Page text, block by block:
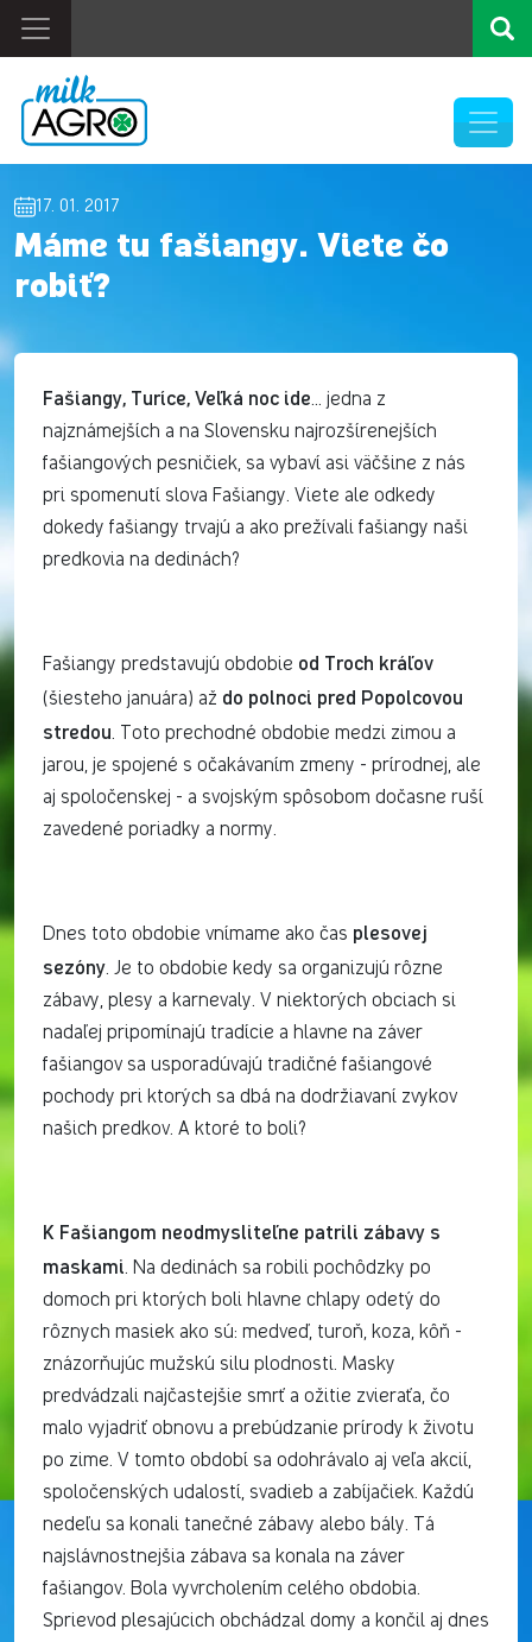
17. 01. 2017
Máme tu fašiangy. Viete čo
robiť?
Fašiangy, Turíce, Veľká noc ide... jedna z
najznámejších a na Slovensku najrozšírenejších
fašiangových pesničiek, sa vybaví asi väčšine z nás
pri spomenutí slova Fašiangy. Viete ale odkedy
dokedy fašiangy trvajú a ako prežívali fašiangy naši
predkovia na dedinách?
Fašiangy predstavujú obdobie od Troch kráľov
(šiesteho januára) až do polnoci pred Popolcovou
stredou. Toto prechodné obdobie medzi zimou a
jarou, je spojené s očakávaním zmeny - prírodnej, ale
aj spoločenskej - a svojským spôsobom dočasne ruší
zavedené poriadky a normy.
Dnes toto obdobie vnímame ako čas plesovej
sezóny. Je to obdobie kedy sa organizujú rôzne
zábavy, plesy a karnevaly. V niektorých obciach si
nadaľej pripomínajú tradície a hlavne na záver
fašiangov sa usporadúvajú tradičné fašiangové
pochody pri ktorých sa dbá na dodržiavaní zvykov
našich predkov. A ktoré to boli?
K Fašiangom neodmysliteľne patrili zábavy s
maskami. Na dedinách sa robili pochôdzky po
domoch pri ktorých boli hlavne chlapy odetý do
rôznych masiek ako sú: medveď, turoň, koza, kôň -
znázorňujúc mužskú silu plodnosti. Masky
predvádzali najčastejšie smrť a ožitie zvieraťa, čo
malo vyjadriť obnovu a prebúdzanie prírody k životu
po zime. V tomto období sa odohrávalo aj veľa akcií,
spoločenských udalostí, svadieb a zabíjačiek. Každú
nedeľu sa konali tanečné zábavy alebo bály. Tá
najslávnostnejšia zábava sa konala na záver
fašiangov. Bola vyvrcholením celého obdobia.
Sprievod plesajúcich obchádzal domy a končil aj dnes